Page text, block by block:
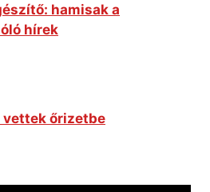
hamisak a
hírek
vettek őrizetbe